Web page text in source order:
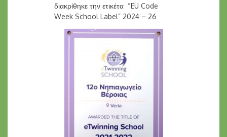
διακρίθηκε την ετικέτα “EU Code
Week School Label” 2024 – 26